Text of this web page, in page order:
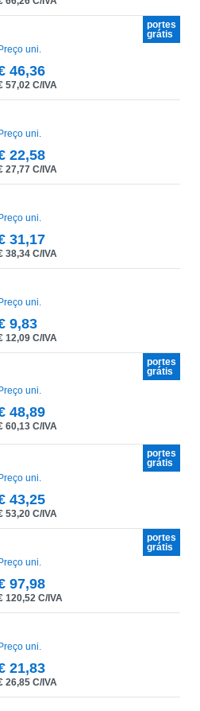
Preço uni.
46,36
57,02 C/IVA
portes
grátis
Preço uni.
22,58
27,77 C/IVA
Preço uni.
31,17
38,34 C/IVA
Preço uni.
9,83
12,09 C/IVA
uni.
48,89
60,13 C/IVA
portes
grátis
Preço uni.
43,25
53,20 C/IVA
portes
grátis
Preço uni.
97,98
120,52 C/IVA
portes
grátis
Preço uni.
21,83
26,85 C/IVA